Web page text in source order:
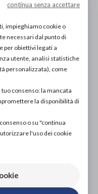
conquista per il suo
al comfort.
da un
Birko-Flor®
continua senza accettare
impieghiamo cookie o
necessari dal punto di
per obiettivi legati a
utente, analisi statistiche
personalizzata), come
consenso: la mancata
la disponibilità di
o su "continua
l'uso dei cookie